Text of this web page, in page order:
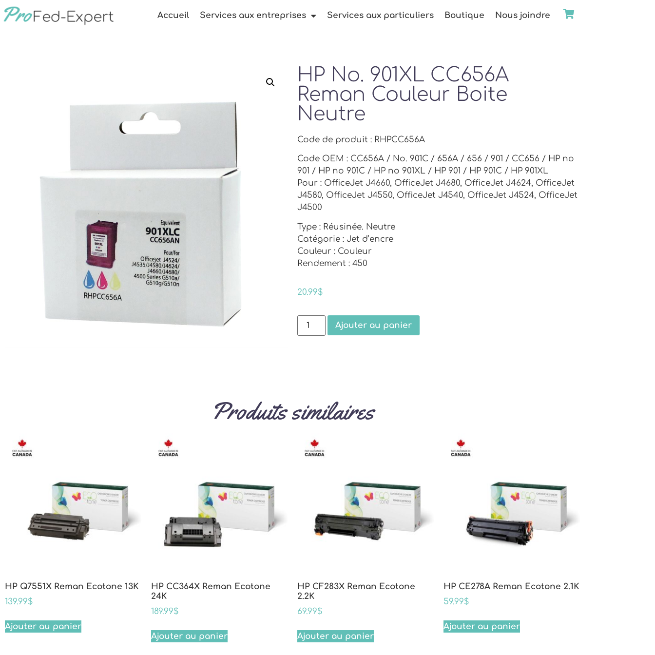
Accueil Services aux entreprises Services aux particuliers Boutique Nous joindre
HP No. 901XL CC656A
Reman Couleur Boite
Neutre
Code de produit : RHPCC656A
Code OEM : CC656A / No. 901C / 656A / 656 / 901 / CC656 / HP no
901 / HP no 901C / HP no 901XL / HP 901 / HP 901C / HP 901XL
Pour : OfficeJet J4660, OfficeJet J4680, OfficeJet J4624, OfficeJet
J4580, OfficeJet J4550, OfficeJet J4540, OfficeJet J4524, OfficeJet
J4500
Type : Réusinée. Neutre
Catégorie : Jet d’encre
Couleur : Couleur
Rendement : 450
20.99$
Ajouter au panier
Produits similaires
HP Q7551X Reman Ecotone 13K
139.99$
Ajouter au panier
HP CC364X Reman Ecotone
24K
189.99$
Ajouter au panier
HP CF283X Reman Ecotone
2.2K
69.99$
Ajouter au panier
HP CE278A Reman Ecotone 2.1K
59.99$
Ajouter au panier